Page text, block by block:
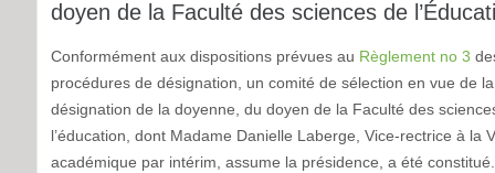
doyen de la Faculté des sciences de
Conformément aux dispositions prévues au Règlement no 3
procédures de désignation, un comité de sélection en vue de la
désignation de la doyenne, du doyen de la Faculté des
l’éducation, dont Madame Danielle Laberge, Vice-rectrice à la
académique par intérim, assume la présidence, a été constitué.